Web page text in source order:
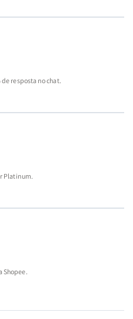
resposta no chat.
Platinum.
Shopee.